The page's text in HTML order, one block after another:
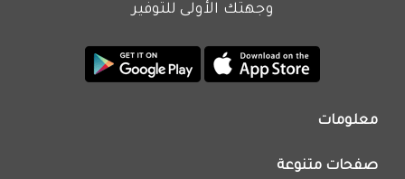
وجهتك الأولى للتوفير
معلومات
اتصل بنا
صفحات متنوعة